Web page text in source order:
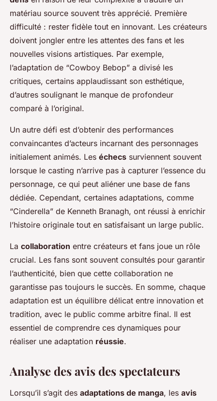
matériau source souvent très apprécié. Première
difficulté : rester fidèle tout en innovant. Les créateurs
doivent jongler entre les attentes des fans et les
nouvelles visions artistiques. Par exemple,
l’adaptation de “Cowboy Bebop” a divisé les
critiques, certains applaudissant son esthétique,
d’autres soulignant le manque de profondeur
comparé à l’original.
Un autre défi est d’obtenir des performances
convaincantes d’acteurs incarnant des personnages
initialement animés. Les échecs surviennent souvent
lorsque le casting n’arrive pas à capturer l’essence du
personnage, ce qui peut aliéner une base de fans
dédiée. Cependant, certaines adaptations, comme
“Cinderella” de Kenneth Branagh, ont réussi à enrichir
l’histoire originale tout en satisfaisant un large public.
La collaboration entre créateurs et fans joue un rôle
crucial. Les fans sont souvent consultés pour garantir
l’authenticité, bien que cette collaboration ne
garantisse pas toujours le succès. En somme, chaque
adaptation est un équilibre délicat entre innovation et
tradition, avec le public comme arbitre final. Il est
essentiel de comprendre ces dynamiques pour
réaliser une adaptation réussie.
Analyse des avis des spectateurs
Lorsqu’il s’agit des adaptations de manga, les avis